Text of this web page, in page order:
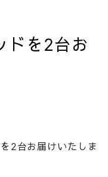
ドを2台お
2台お届けいたしま